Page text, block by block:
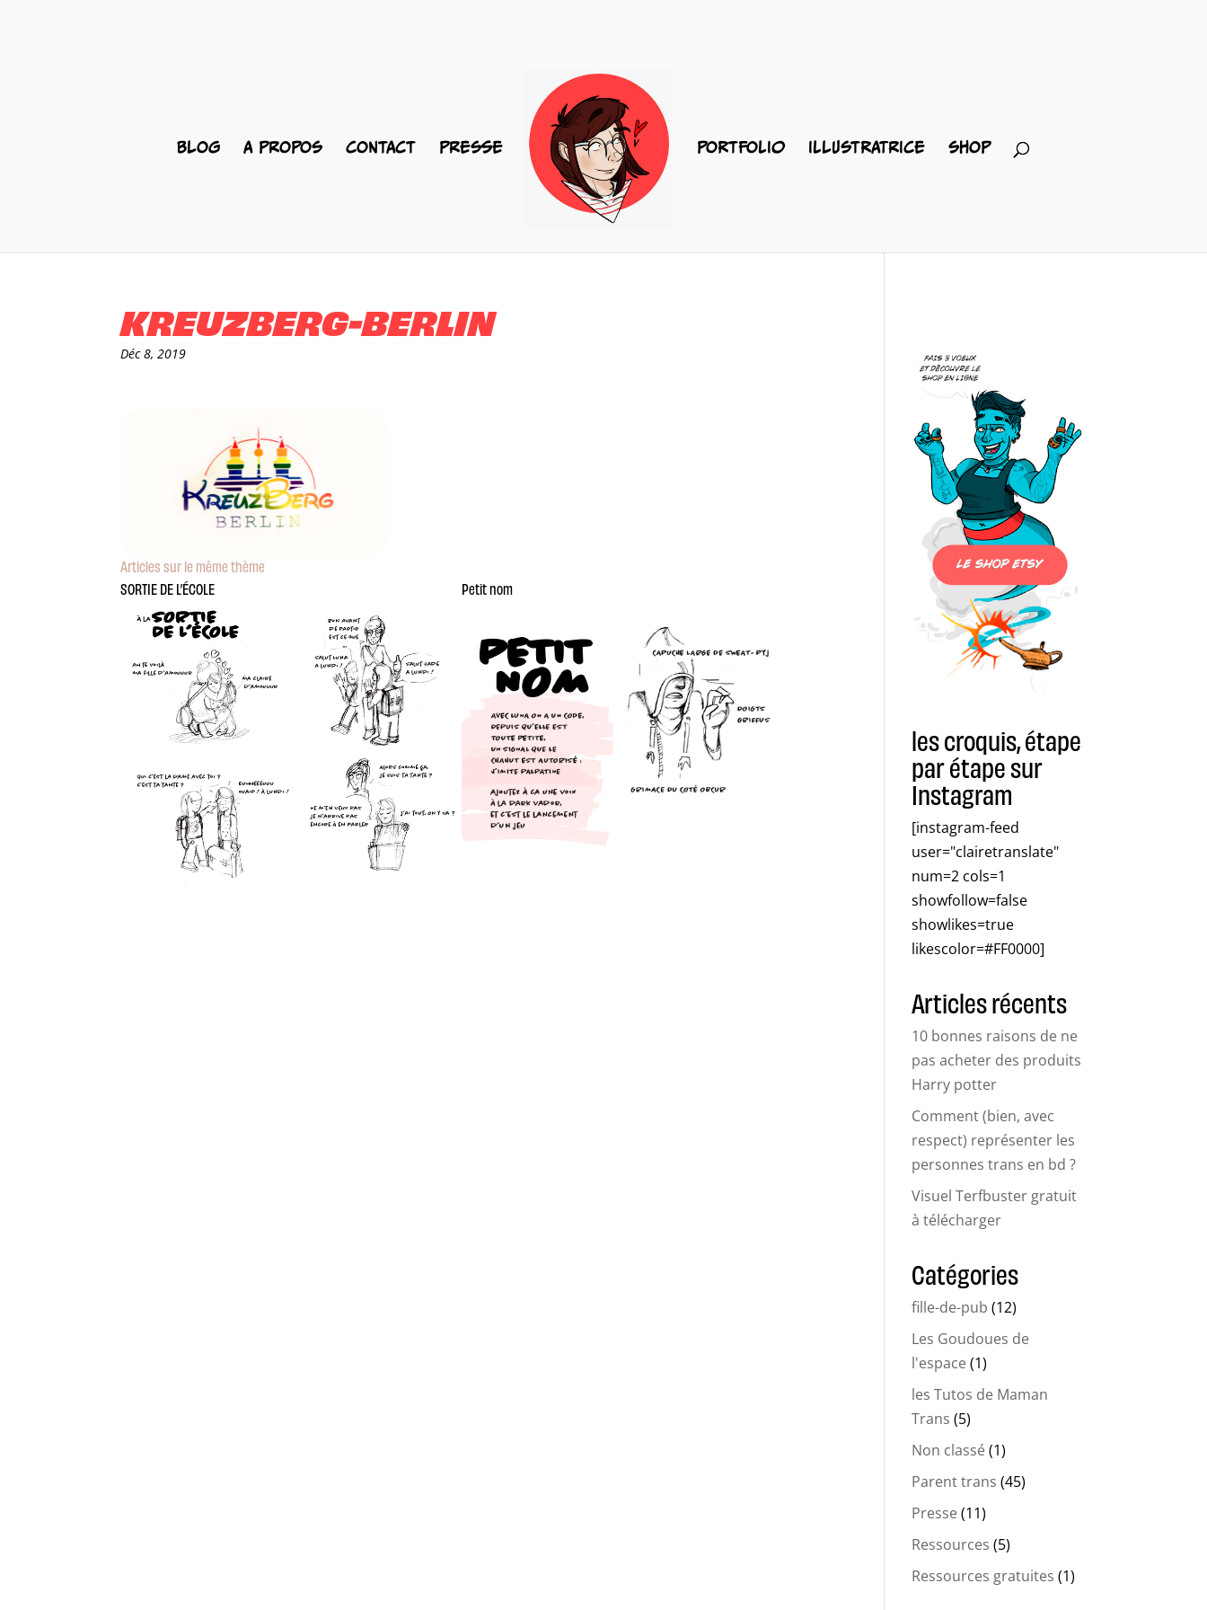
BLOG A PROPOS CONTACT PRESSE PORTFOLIO ILLUSTRATRICE SHOP
KREUZBERG-BERLIN
Déc 8, 2019
Articles sur le même thème
SORTIE DE L’ÉCOLE
Petit nom
les croquis, étape
par étape sur
Instagram
[instagram-feed
user="clairetranslate"
num=2 cols=1
showfollow=false
showlikes=true
likescolor=#FF0000]
Articles récents
10 bonnes raisons de ne
pas acheter des produits
Harry potter
Comment (bien, avec
respect) représenter les
personnes trans en bd ?
Visuel Terfbuster gratuit
à télécharger
Catégories
fille-de-pub (12)
Les Goudoues de
l'espace(1)
les Tutos de Maman
Trans (5)
Non classé(1)
Parent trans (45)
Presse(11)
Ressources (5)
Ressources gratuites (1)